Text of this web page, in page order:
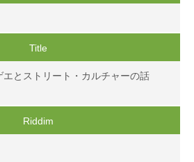
Title
とストリート・カルチャーの話
Riddim